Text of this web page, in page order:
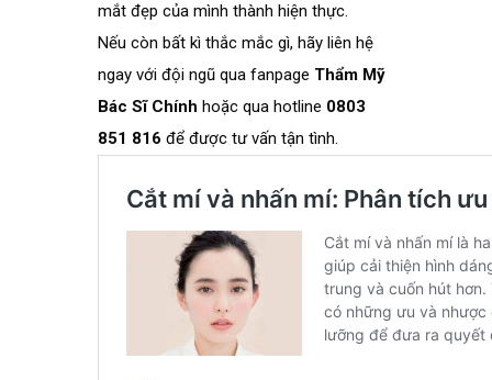
mắt đẹp của mình thành hiện thực.
Nếu còn bất kì thắc mắc gì, hãy liên hệ
ngay với đội ngũ qua fanpage Thẩm Mỹ
Bác Sĩ Chính hoặc qua hotline 0803
851 816 để được tư vấn tận tình.